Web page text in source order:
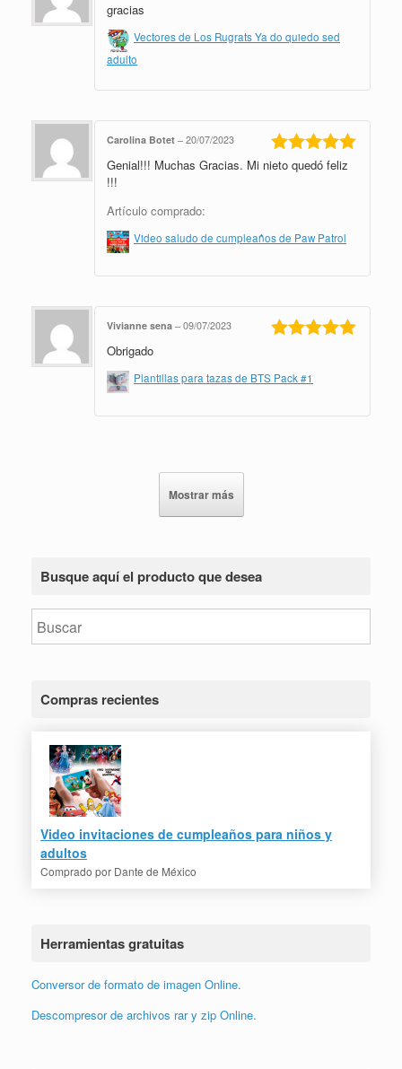
gracias
Vectores de Los Rugrats Ya do quiedo sed
adulto
Valorado en
Carolina Botet – 20/07/2023
Genial!!! Muchas Gracias. Mi nieto quedó feliz
!!!
Artículo comprado:
Video saludo de cumpleaños de Paw Patrol
Vivianne sena – 09/07/2023
Obrigado
Plantillas para tazas de BTS Pack #1
Mostrar más
Busque aquí el producto que desea
Compras recientes
Video invitaciones de cumpleaños para niños y
adultos
Comprado por Dante de México
Herramientas gratuitas
Conversor de formato de imagen Online.
Descompresor de archivos rar y zip Online.